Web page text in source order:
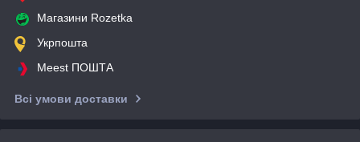
Магазини Rozetka
Укрпошта
Meest ПОШТА
Всі умови доставки